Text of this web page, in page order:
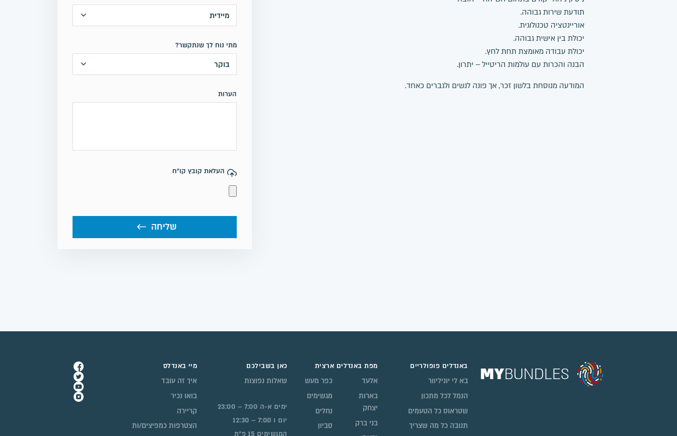
מתי נוח לך שנתקשר?
הערות
העלאת קובץ קו"ח
שליחה
תודעת שירות גבוהה.
אוריינטציה טכנולוגית.
יכולת בין אישית גבוהה.
יכולת עבודה מאומצת תחת לחץ.
הבנה והכרות עם עולמות הריטייל – יתרון.
המודעה מנוסחת בלשון זכר, אך פונה לנשים ולגברים כאחד.
MYBUNDLES באנדלים פופולריים
בא לי יוניליוור
הנמל לכל מתכון
שטראוס כל הטעמים
תנובה כל מה שצריך
מפת באנדלים ארצית
אלעד
בארות
יצחק
בני ברק
כפר מעש
מגשימים
נחלים
סביון
כאן בשבילכם
שאלות נפוצות
ימים א-ה 7:00 – 23:00
יום ו 7:00 – 12:30
המגשימים 15 פ”ת
מיי באנדלס
איך זה עובד
בואו נכיר
קריירה
הצטרפות כמפיצים/ות